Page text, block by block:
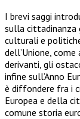
I brevi saggi
sulla cittadinanza
culturali e
dell’Unione,
derivanti, gli
infine sull’Anno
è diffondere fra i
Europea e della
comune storia